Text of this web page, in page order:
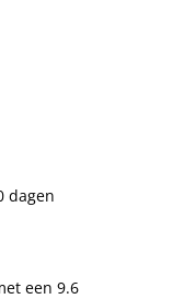
dagen
een 9.6